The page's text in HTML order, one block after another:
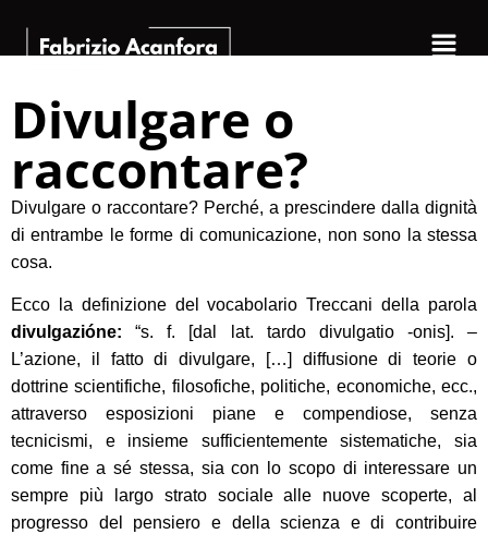
Divulgare o
raccontare?
Divulgare o raccontare? Perché, a prescindere dalla dignità
di entrambe le forme di comunicazione, non sono la stessa
cosa.
Ecco la definizione del vocabolario Treccani della parola
divulgazióne: “s. f. [dal lat. tardo divulgatio -onis]. –
L’azione, il fatto di divulgare, […] diffusione di teorie o
dottrine scientifiche, filosofiche, politiche, economiche, ecc.,
attraverso esposizioni piane e compendiose, senza
tecnicismi, e insieme sufficientemente sistematiche, sia
come fine a sé stessa, sia con lo scopo di interessare un
sempre più largo strato sociale alle nuove scoperte, al
progresso del pensiero e della scienza e di contribuire